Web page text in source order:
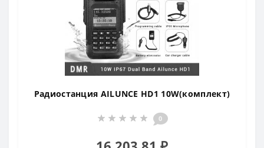
Радиостанция AILUNCE HD1 10W(комплект)
0